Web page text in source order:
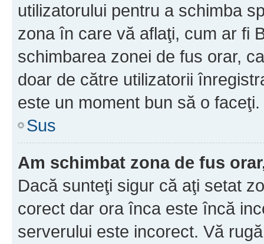
utilizatorului pentru a schimba
zona în care vă aflaţi, cum ar fi
schimbarea zonei de fus orar,
doar de către utilizatorii
este un moment bun să o faceţi.
Sus
Am schimbat zona de fus
Dacă sunteţi sigur că aţi setat
corect dar ora înca este încă
serverului este incorect. Vă